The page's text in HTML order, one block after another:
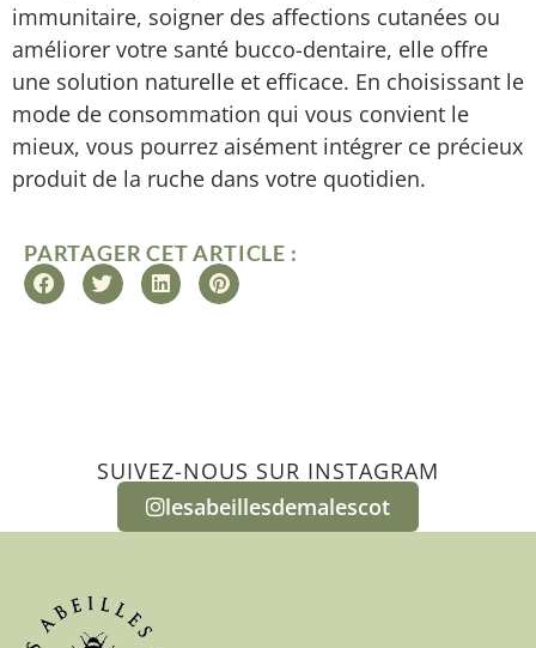
immunitaire, soigner des affections cutanées ou
améliorer votre santé bucco-dentaire, elle offre
une solution naturelle et efficace. En choisissant le
mode de consommation qui vous convient le
mieux, vous pourrez aisément intégrer ce précieux
produit de la ruche dans votre quotidien.
PARTAGER CET ARTICLE :
SUIVEZ-NOUS SUR INSTAGRAM
lesabeillesdemalescot